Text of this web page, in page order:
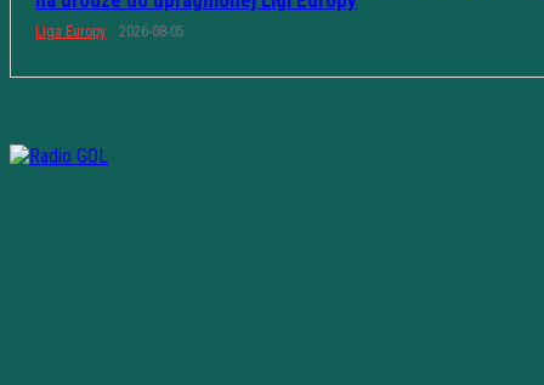
Liga Europy 2026-08-05